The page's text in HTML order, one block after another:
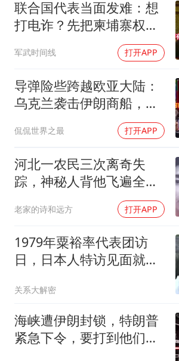
夯实基础开新局
联合国代表当面发难：想
打电诈？先把柬埔寨权贵
军武时间线 打开APP
导弹险些跨越欧亚大陆：
乌克兰袭击伊朗商船，差
点引爆两场战争的“连环
雷”
侃侃世界之最 打开APP
河北一农民三次离奇失
踪，神秘人背他飞遍全中
国，幕后真相是什么
老家的诗和远方 打开APP
1979年粟裕率代表团访
日，日本人特访见面就喊
关系大解密
海峡遭伊朗封锁，特朗普
紧急下令，要打到他们承